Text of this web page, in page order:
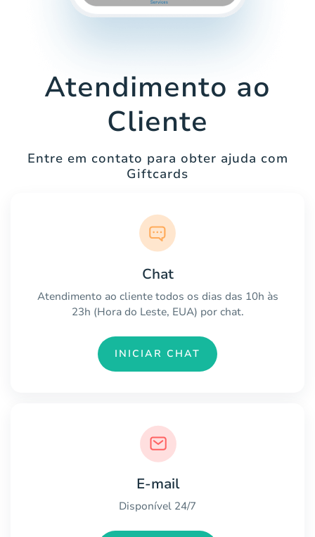
Atendimento ao
Cliente
Entre em contato para obter ajuda com
Giftcards
Chat
Atendimento ao cliente todos os dias das 10h às
23h (Hora do Leste, EUA) por chat.
INICIAR CHAT
E-mail
Disponível 24/7